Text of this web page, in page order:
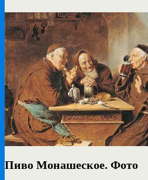
Пиво Монашеское. Фото